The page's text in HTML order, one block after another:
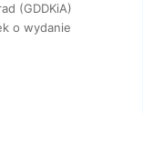
(GDDKiA)
o wydanie